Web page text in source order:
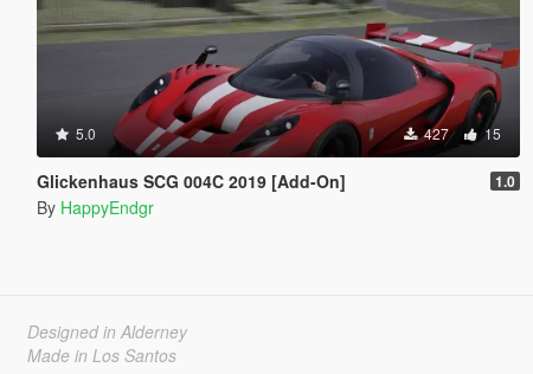
5.0 427 15
Glickenhaus SCG 004C 2019 [Add-On] 1.0
By HappyEndgr
Designed in Alderney
Made in Los Santos